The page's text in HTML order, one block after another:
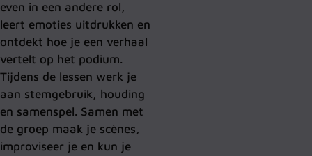
even in een andere rol,
leert emoties uitdrukken en
ontdekt hoe je een verhaal
vertelt op het podium.
Tijdens de lessen werk je
aan stemgebruik, houding
en samenspel. Samen met
de groep maak je scènes,
improviseer je en kun je